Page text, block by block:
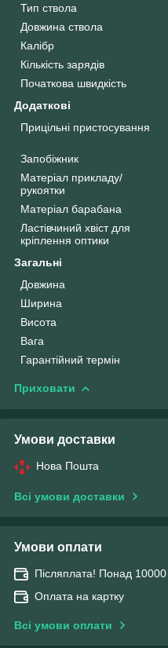
Тип ствола
Довжина ствола
Калібр
Кількість зарядів
Початкова швидкість
Додаткові
Прицільні пристосування
Запобіжник
Матеріал прикладу/
рукоятки
Матеріал барабана
Ластівчиний хвіст для
кріплення оптики
Загальні
Довжина
Ширина
Висота
Вага
Гарантійний термін
Приховати
Умови доставки
Нова Пошта
Всі умови доставки
Умови оплати
Післяплата! Понад
Оплата на картку
Всі умови оплати